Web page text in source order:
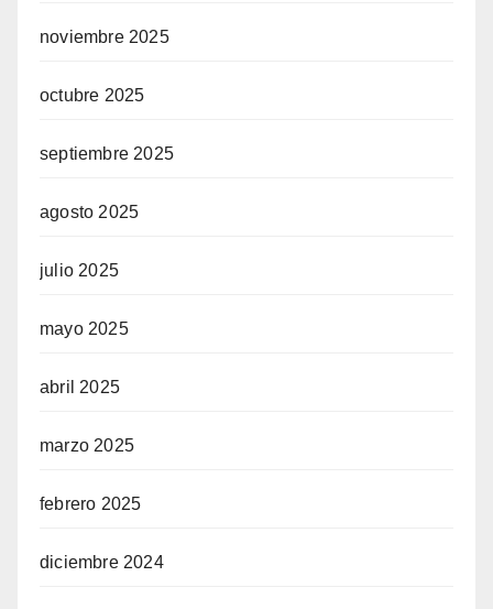
noviembre 2025
octubre 2025
septiembre 2025
agosto 2025
julio 2025
mayo 2025
abril 2025
marzo 2025
febrero 2025
diciembre 2024